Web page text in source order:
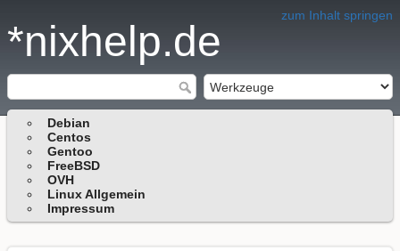
zum Inhalt springen
*nixhelp.de
Debian
Centos
Gentoo
FreeBSD
OVH
Linux Allgemein
Impressum